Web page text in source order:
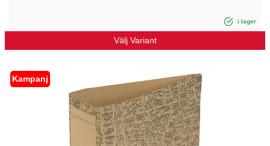
i lager
Välj Variant
Kampanj